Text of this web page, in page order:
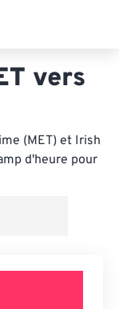
vers
(MET) et Irish
d'heure pour